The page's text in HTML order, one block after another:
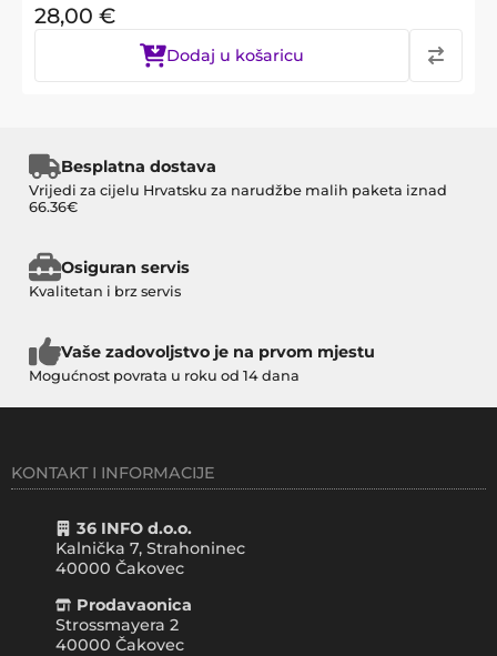
28,00 €
Dodaj u košaricu
Besplatna dostava
Vrijedi za cijelu Hrvatsku za narudžbe malih paketa iznad
66.36€
Osiguran servis
Kvalitetan i brz servis
Vaše zadovoljstvo je na prvom mjestu
Mogućnost povrata u roku od 14 dana
KONTAKT I INFORMACIJE
36 INFO d.o.o.
Kalnička 7, Strahoninec
40000 Čakovec
Prodavaonica
Strossmayera 2
40000 Čakovec